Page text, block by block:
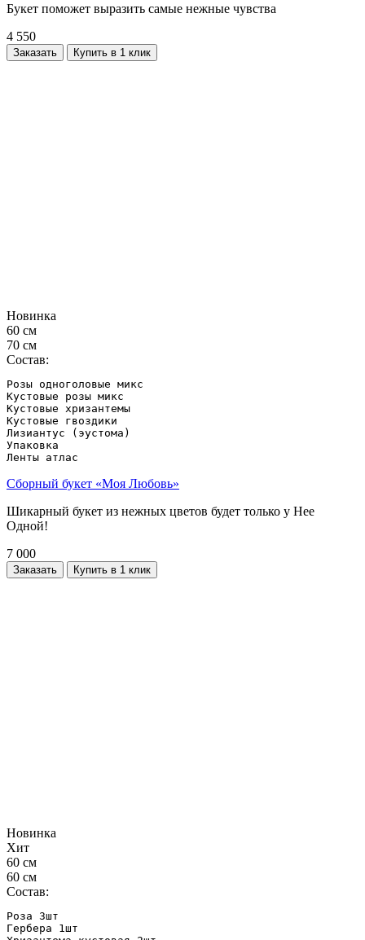
Букет поможет выразить самые нежные чувства
4 550
Заказать Купить в 1 клик
Новинка
60 см
70 см
Состав:
Розы одноголовые микс
Кустовые розы микс
Кустовые хризантемы
Кустовые гвоздики
Лизиантус (эустома)
Упаковка
Сборный букет «Моя Любовь»
Шикарный букет из нежных цветов будет только у Нее
Одной!
7 000
Заказать Купить в 1 клик
Новинка
Хит
60 см
60 см
Состав:
Роза 3шт
Гербера 1шт